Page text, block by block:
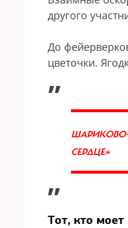
другого
До
цветочки.
„
СЕРДЦЕ»
”
Тот, кто